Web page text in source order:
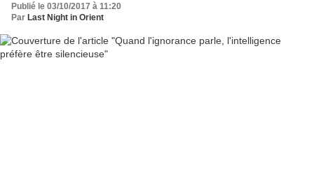
Publié le 03/10/2017 à 11:20
Par Last Night in Orient